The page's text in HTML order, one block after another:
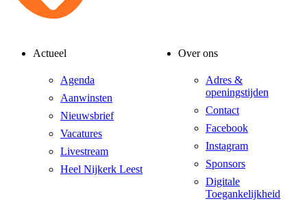
Actueel
Agenda
Aanwinsten
Nieuwsbrief
Vacatures
Livestream
Heel Nijkerk Leest
Over ons
Adres &
openingstijden
Contact
Facebook
Instagram
Sponsors
Digitale
Toegankelijkheid